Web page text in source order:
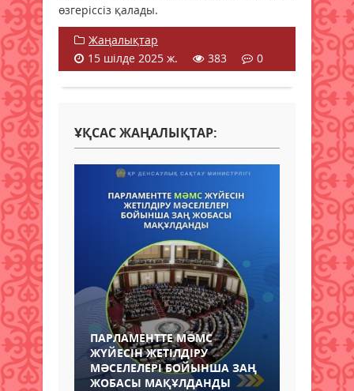
өзгеріссіз қалады.
Жаңалықтар
15 шілде 2025 ж.
383 0
ҰҚСАС ЖАҢАЛЫҚТАР:
ПАРЛАМЕНТТЕ МӘМС
ЖҮЙЕСІН ЖЕТІЛДІРУ
МӘСЕЛЕЛЕРІ БОЙЫНША ЗАҢ
ЖОБАСЫ МАҚҰЛДАНДЫ